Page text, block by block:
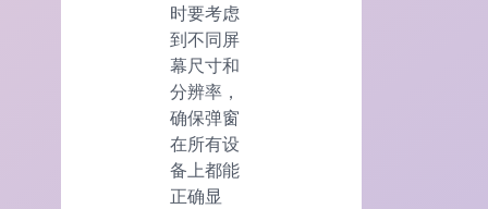
时要考虑
到不同屏
幕尺寸和
分辨率，
确保弹窗
在所有设
备上都能
正确显